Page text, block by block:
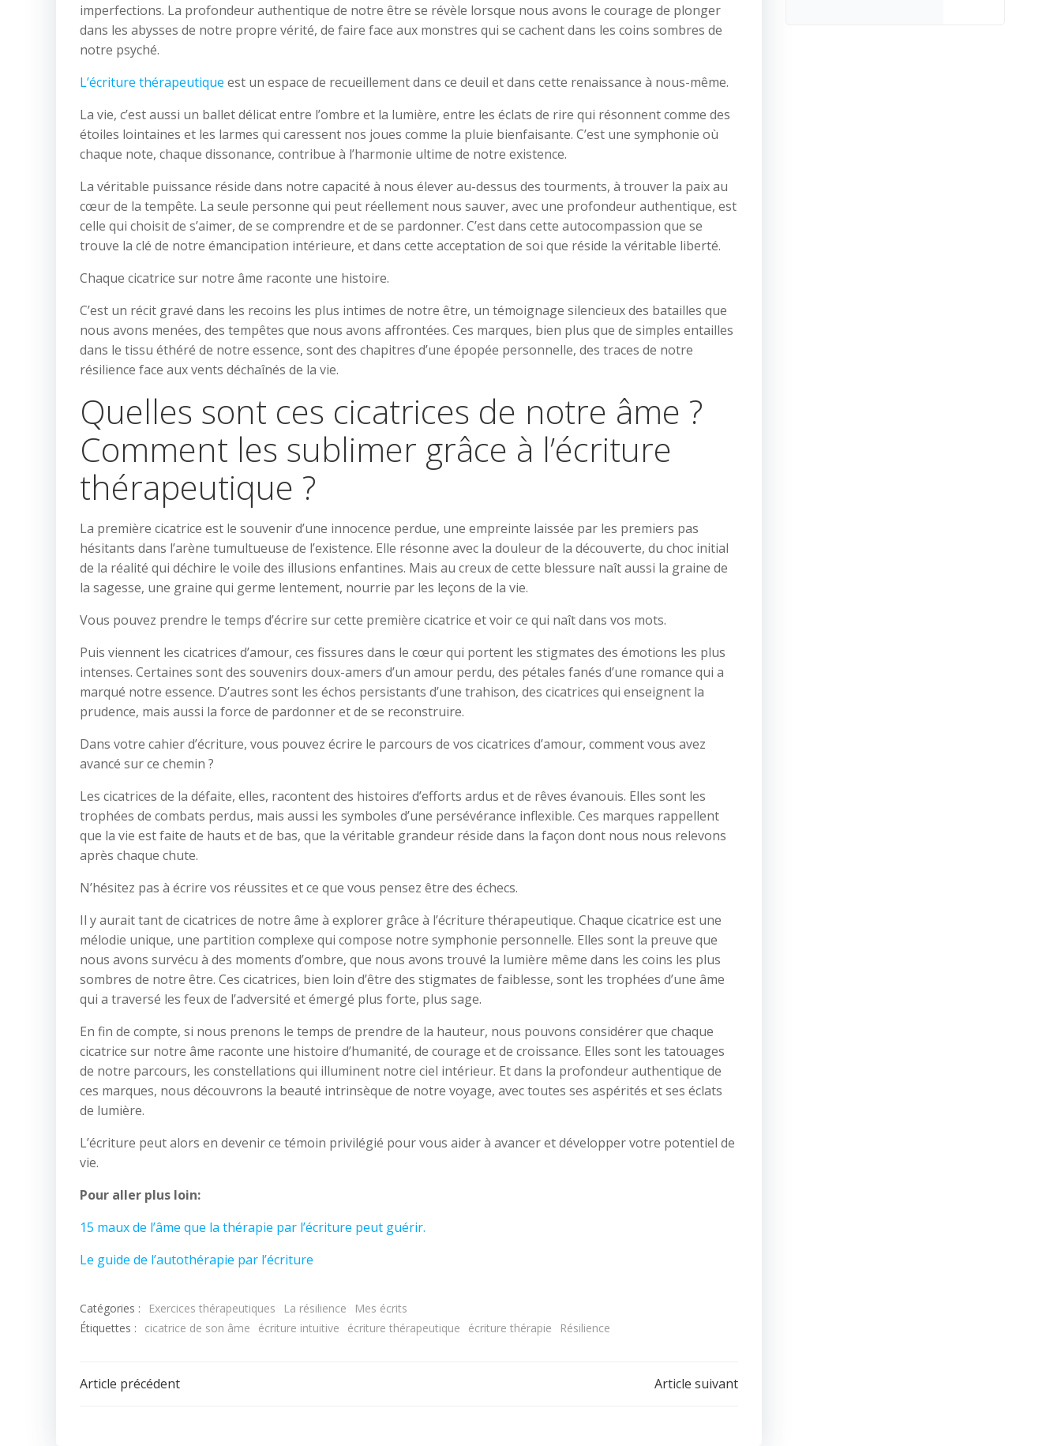
imperfections. La profondeur authentique de notre être se révèle lorsque nous avons le courage de plonger
dans les abysses de notre propre vérité, de faire face aux monstres qui se cachent dans les coins sombres de
notre psyché.
L’écriture thérapeutique est un espace de recueillement dans ce deuil et dans cette renaissance à nous-même.
La vie, c’est aussi un ballet délicat entre l’ombre et la lumière, entre les éclats de rire qui résonnent comme des
étoiles lointaines et les larmes qui caressent nos joues comme la pluie bienfaisante. C’est une symphonie où
chaque note, chaque dissonance, contribue à l’harmonie ultime de notre existence.
La véritable puissance réside dans notre capacité à nous élever au-dessus des tourments, à trouver la paix au
cœur de la tempête. La seule personne qui peut réellement nous sauver, avec une profondeur authentique, est
celle qui choisit de s’aimer, de se comprendre et de se pardonner. C’est dans cette autocompassion que se
trouve la clé de notre émancipation intérieure, et dans cette acceptation de soi que réside la véritable liberté.
Chaque cicatrice sur notre âme raconte une histoire.
C’est un récit gravé dans les recoins les plus intimes de notre être, un témoignage silencieux des batailles que
nous avons menées, des tempêtes que nous avons affrontées. Ces marques, bien plus que de simples entailles
dans le tissu éthéré de notre essence, sont des chapitres d’une épopée personnelle, des traces de notre
résilience face aux vents déchaînés de la vie.
Quelles sont ces cicatrices de notre âme ?
Comment les sublimer grâce à l’écriture
thérapeutique ?
La première cicatrice est le souvenir d’une innocence perdue, une empreinte laissée par les premiers pas
hésitants dans l’arène tumultueuse de l’existence. Elle résonne avec la douleur de la découverte, du choc initial
de la réalité qui déchire le voile des illusions enfantines. Mais au creux de cette blessure naît aussi la graine de
la sagesse, une graine qui germe lentement, nourrie par les leçons de la vie.
Vous pouvez prendre le temps d’écrire sur cette première cicatrice et voir ce qui naît dans vos mots.
Puis viennent les cicatrices d’amour, ces fissures dans le cœur qui portent les stigmates des émotions les plus
intenses. Certaines sont des souvenirs doux-amers d’un amour perdu, des pétales fanés d’une romance qui a
marqué notre essence. D’autres sont les échos persistants d’une trahison, des cicatrices qui enseignent la
prudence, mais aussi la force de pardonner et de se reconstruire.
Dans votre cahier d’écriture, vous pouvez écrire le parcours de vos cicatrices d’amour, comment vous avez
avancé sur ce chemin ?
Les cicatrices de la défaite, elles, racontent des histoires d’efforts ardus et de rêves évanouis. Elles sont les
trophées de combats perdus, mais aussi les symboles d’une persévérance inflexible. Ces marques rappellent
que la vie est faite de hauts et de bas, que la véritable grandeur réside dans la façon dont nous nous relevons
après chaque chute.
N’hésitez pas à écrire vos réussites et ce que vous pensez être des échecs.
Il y aurait tant de cicatrices de notre âme à explorer grâce à l’écriture thérapeutique. Chaque cicatrice est une
mélodie unique, une partition complexe qui compose notre symphonie personnelle. Elles sont la preuve que
nous avons survécu à des moments d’ombre, que nous avons trouvé la lumière même dans les coins les plus
sombres de notre être. Ces cicatrices, bien loin d’être des stigmates de faiblesse, sont les trophées d’une âme
qui a traversé les feux de l’adversité et émergé plus forte, plus sage.
En fin de compte, si nous prenons le temps de prendre de la hauteur, nous pouvons considérer que chaque
cicatrice sur notre âme raconte une histoire d’humanité, de courage et de croissance. Elles sont les tatouages
de notre parcours, les constellations qui illuminent notre ciel intérieur. Et dans la profondeur authentique de
ces marques, nous découvrons la beauté intrinsèque de notre voyage, avec toutes ses aspérités et ses éclats
de lumière.
L’écriture peut alors en devenir ce témoin privilégié pour vous aider à avancer et développer votre potentiel de
vie.
Pour aller plus loin:
15 maux de l’âme que la thérapie par l’écriture peut guérir.
Le guide de l’autothérapie par l’écriture
Catégories : Exercices thérapeutiques La résilience
Mes écrits
Étiquettes :
cicatrice de son âme écriture intuitive écriture thérapeutique écriture thérapie Résilience
Article précédent Article suivant